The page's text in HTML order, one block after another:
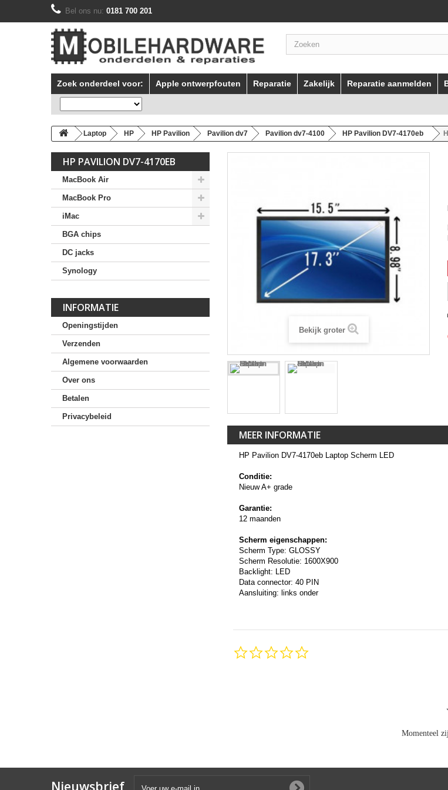
Bel ons nu: 0181 700 201
Zoek onderdeel voor: Apple ontwerpfouten Reparatie Zakelijk Reparatie aanmelden
Laptop HP HP Pavilion Pavilion dv7 Pavilion dv7-4100 HP Pavilion DV7-4170eb
HP PAVILION DV7-4170EB
MacBook Air
MacBook Pro
iMac
BGA chips
DC jacks
Synology
INFORMATIE
Openingstijden
Verzenden
Algemene voorwaarden
Over ons
Betalen
Privacybeleid
Bekijk groter
MEER INFORMATIE
HP Pavilion DV7-4170eb Laptop Scherm LED
Conditie:
Nieuw A+ grade
Garantie:
12 maanden
Scherm eigenschappen:
Scherm Type: GLOSSY
Scherm Resolutie: 1600X900
Backlight: LED
Data connector: 40 PIN
Aansluiting: links onder
Momenteel
Nieuwsbrief